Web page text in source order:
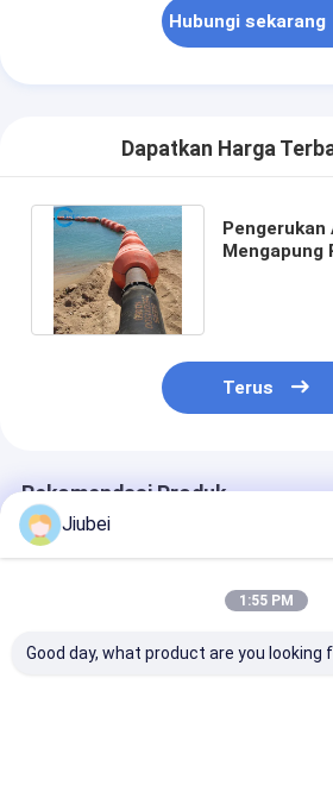
Hubungi sekarang
Dapatkan Harga
Pengerukan
Mengapung
Terus
Rekomendasi Produk
Jiubei
1:55 PM
Good day, what product are you looking